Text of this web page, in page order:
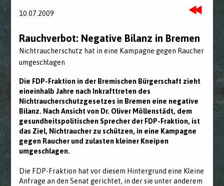
10.07.2009
Rauchverbot: Negative Bilanz in Bremen
Nichtraucherschutz hat in eine Kampagne gegen Raucher
umgeschlagen
Die FDP-Fraktion in der Bremischen Bürgerschaft zieht
eineinhalb Jahre nach Inkrafttreten des
Nichtraucherschutzgesetzes in Bremen eine negative
Bilanz. Nach Ansicht von Dr. Oliver Möllenstädt, dem
gesundheitspolitischen Sprecher der FDP-Fraktion, ist
das Ziel, Nichtraucher zu schützen, in eine Kampagne
gegen Raucher und zulasten kleiner Kneipen
umgeschlagen.
Die FDP-Fraktion hat vor diesem Hintergrund eine Kleine
Anfrage an den Senat gerichtet, in der sie unter anderem